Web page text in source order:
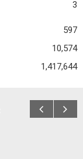
3
597
10,574
1,417,644